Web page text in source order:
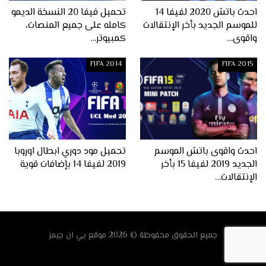
احدث باتش 2020 لفيفا 14
للموسم الجديد بأخر الإنتقالات
واقوى…
تحميل فيفا 20 النسخة الديمو
كامله على جميع المنصات،
كمبيوتر…
FIFA 2015
احدث واقوى باتش الموسم
الجديد 2019 لفيفا 15 بأخر
الإنتقالات…
FIFA 2014
تحميل مود دوري ابطال اوروبا
2019 لفيفا 14 بإضافات قوية
جميع الحقوق محفوظة © 2026 موقع بي ان جيمز